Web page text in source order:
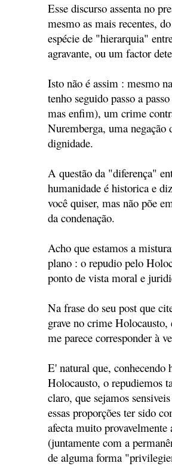
Esse discurso assenta no
mesmo as mais recentes,
espécie de "hierarquia"
agravante, ou um factor
Isto não é assim : mesmo
tenho seguido passo a
mas enfim), um crime
Nuremberga, uma negação
dignidade.
A questão da "diferença"
humanidade é historica e
você quiser, mas não põe
da condenação.
Acho que estamos a
plano : o repudio pelo
ponto de vista moral e
Na frase do seu post que
grave no crime
me parece corresponder à
E' natural que,
Holocausto, o repudiemos
claro, que sejamos
essas proporções ter sido
afecta muito provavelmente
(juntamente com a
de alguma forma